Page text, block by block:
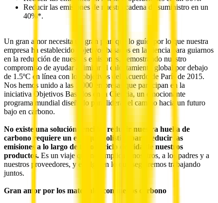
Reducir las emisiones de nuestra cadena de suministro en un
40%*.
Un gran amor necesita un gran plan que lo guíe, por lo que nuestra
empresa ha establecido objetivos basados en la ciencia para guiarnos
en la reducción de nuestras emisiones, demostrando nuestro
compromiso de ayudar a limitar el calentamiento global por debajo
de 1.5ºC en línea con los objetivos del Acuerdo de París de 2015.
Nos hemos unido a las 1,000 empresas que participan en la
iniciativa Objetivos Basados en la Ciencia, un emocionante
programa mundial diseñado para liderar el camino hacia un futuro
bajo en carbono.
No existe una solución sencilla; reducir nuestra huella de
carbono requiere un enfoque holístico para reducir las
emisiones a lo largo de todo el ciclo de vida de nuestros
productos. Es un viaje que nos implica a nosotros, a los padres y a
nuestros proveedores, y es algo en lo que seguiremos trabajando
juntos.
Gran amor por los materiales con menos carbono